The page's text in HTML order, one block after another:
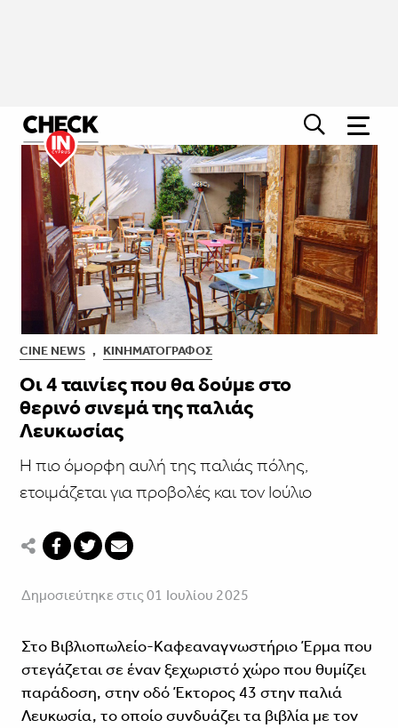
CINE NEWS , ΚΙΝΗΜΑΤΟΓΡΆΦΟΣ
Οι 4 ταινίες που θα δούμε στο
θερινό σινεμά της παλιάς
Λευκωσίας
Η πιο όμορφη αυλή της παλιάς πόλης,
ετοιμάζεται για προβολές και τον Ιούλιο
Δημοσιεύτηκε στις 01 Ιουλίου 2025
Στο Βιβλιοπωλείο-Καφεαναγνωστήριο Έρμα που
στεγάζεται σε έναν ξεχωριστό χώρο που θυμίζει
παράδοση, στην οδό Έκτορος 43 στην παλιά
Λευκωσία, το οποίο συνδυάζει τα βιβλία με τον